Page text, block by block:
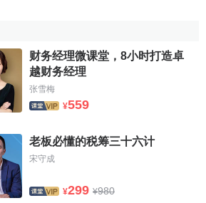
征收成本
分析信任社会时，就得出了诚信可
结论。事实上纳税过程也是一种社会
降低税收征收成本。这是因为如果纳
部门就需要花大量的人力物力去加强
形中增加了征收费用，提高了成本。
大的自由度，取消或简化一些不必要
查、实施税务保全以及实施
征管效率，节约征收费用，降低征收
如近年来，美国纳税人的诚信度提
财务经理微课堂，8小时打造卓
越财务经理
张雪梅
¥559
老板必懂的税筹三十六计
宋守成
¥299 ¥980